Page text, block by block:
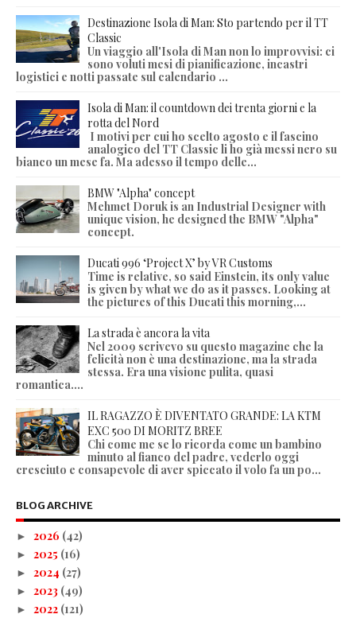
Destinazione Isola di Man: Sto partendo per il TT
Classic
Un viaggio all'Isola di Man non lo improvvisi: ci
sono voluti mesi di pianificazione, incastri
logistici e notti passate sul calendario ...
Isola di Man: il countdown dei trenta giorni e la
rotta del Nord
I motivi per cui ho scelto agosto e il fascino
analogico del TT Classic li ho già messi nero su
bianco un mese fa. Ma adesso il tempo delle...
BMW "Alpha" concept
Mehmet Doruk is an Industrial Designer with
unique vision, he designed the BMW "Alpha"
concept.
Ducati 996 ‘Project X’ by VR Customs
Time is relative, so said Einstein, its only value
is given by what we do as it passes. Looking at
the pictures of this Ducati this morning,...
La strada è ancora la vita
Nel 2009 scrivevo su questo magazine che la
felicità non è una destinazione, ma la strada
stessa. Era una visione pulita, quasi
romantica....
IL RAGAZZO È DIVENTATO GRANDE: LA KTM
EXC 500 DI MORITZ BREE
Chi come me se lo ricorda come un bambino
minuto al fianco del padre, vederlo oggi
cresciuto e consapevole di aver spiccato il volo fa un po...
BLOG ARCHIVE
► 2026 (42)
► 2025 (16)
► 2024 (27)
► 2023 (49)
► 2022 (121)